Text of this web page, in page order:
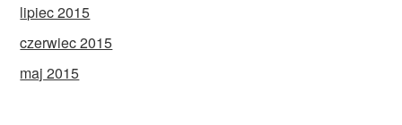
lipiec 2015
czerwiec 2015
maj 2015